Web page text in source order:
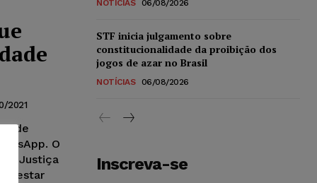
2021
de
O
Justiça
atestar
NOTÍCIAS 06/08/2026
STF inicia julgamento sobre
constitucionalidade da proibição dos
jogos de azar no Brasil
NOTÍCIAS 06/08/2026
Inscreva-se